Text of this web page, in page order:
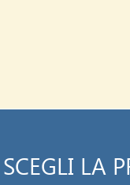
SCEGLI LA